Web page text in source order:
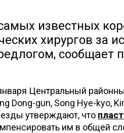
известных
хирургов за
сообщает
Центральный
Dong-gun, Song Hye-kyo,
утверждают, что
им в общей